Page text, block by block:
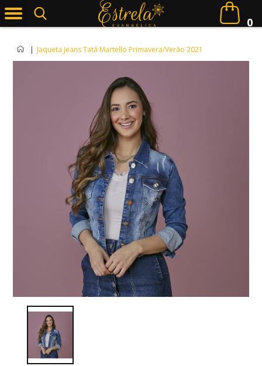
0
| Jaqueta Jeans Tatá Martello Primavera/Verão 2021